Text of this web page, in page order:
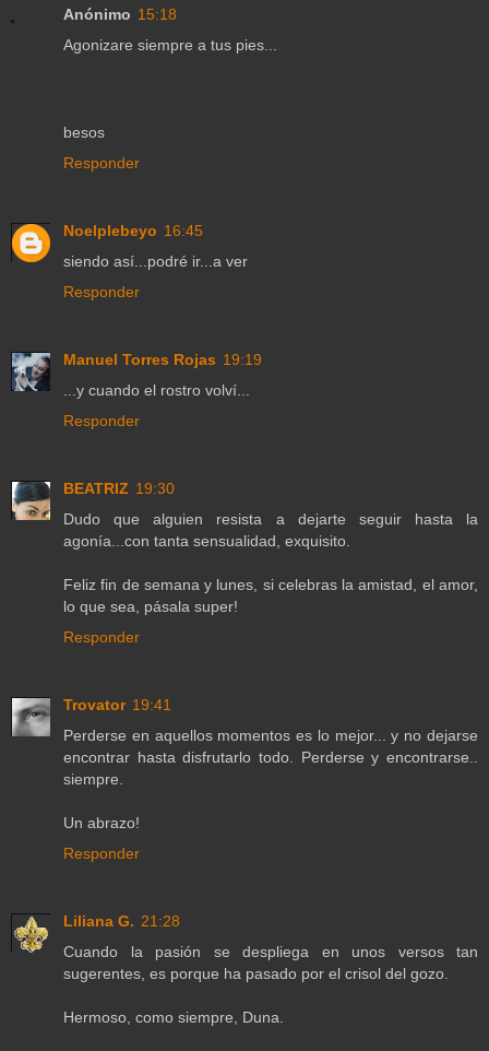
Anónimo 15:18
Agonizare siempre a tus pies...
besos
Responder
Noelplebeyo 16:45
siendo así...podré ir...a ver
Responder
Manuel Torres Rojas 19:19
...y cuando el rostro volví...
Responder
BEATRIZ 19:30
Dudo que alguien resista a dejarte seguir hasta la
agonía...con tanta sensualidad, exquisito.
Feliz fin de semana y lunes, si celebras la amistad, el amor,
lo que sea, pásala super!
Responder
Trovator 19:41
Perderse en aquellos momentos es lo mejor... y no dejarse
encontrar hasta disfrutarlo todo. Perderse y encontrarse..
siempre.
Un abrazo!
Responder
Liliana G. 21:28
Cuando la pasión se despliega en unos versos tan
sugerentes, es porque ha pasado por el crisol del gozo.
Hermoso, como siempre, Duna.